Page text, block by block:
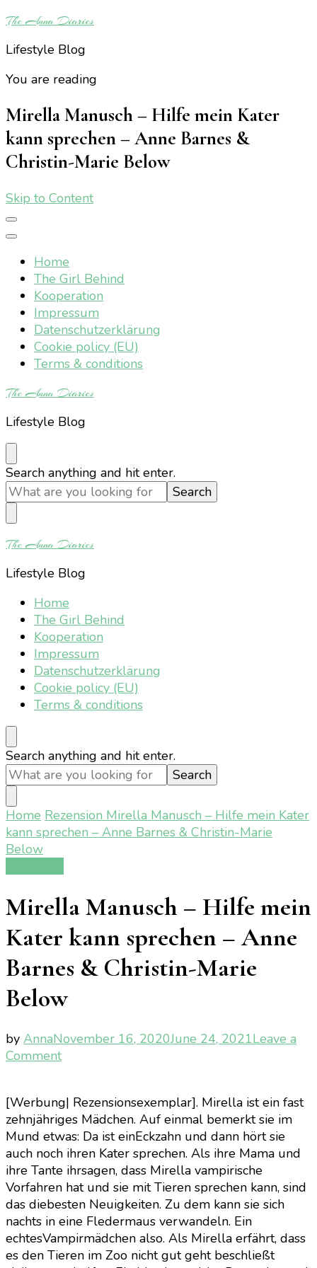
The Anna Diaries
Lifestyle Blog
You are reading
Mirella Manusch – Hilfe mein Kater
kann sprechen – Anne Barnes &
Christin-Marie Below
Skip to Content
Home
The Girl Behind
Kooperation
Impressum
Datenschutzerklärung
Cookie policy (EU)
Terms & conditions
The Anna Diaries
Lifestyle Blog
Looking
for
Something?
Search anything and hit enter.
The Anna Diaries
Lifestyle Blog
Home
The Girl Behind
Kooperation
Impressum
Datenschutzerklärung
Cookie policy (EU)
Terms & conditions
Looking
for
Something?
Search anything and hit enter.
Home Rezension Mirella Manusch – Hilfe mein Kater
kann sprechen – Anne Barnes & Christin-Marie
Below
Mirella Manusch – Hilfe mein
Kater kann sprechen – Anne
Barnes & Christin-Marie
Below
by AnnaNovember 16, 2020June 24, 2021Leave a
Commenton
–
Hilfe
mein
Kater
kann
sprechen
–
Anne
Barnes
&
[Werbung| Rezensionsexemplar]. Mirella ist ein fast
zehnjähriges Mädchen. Auf einmal bemerkt sie im
Mund etwas: Da ist einEckzahn und dann hört sie
auch noch ihren Kater sprechen. Als ihre Mama und
ihre Tante ihrsagen, dass Mirella vampirische
Vorfahren hat und sie mit Tieren sprechen kann, sind
das diebesten Neuigkeiten. Zu dem kann sie sich
nachts in eine Fledermaus verwandeln. Ein
echtesVampirmädchen also. Als Mirella erfährt, dass
es den Tieren im Zoo nicht gut geht beschließt